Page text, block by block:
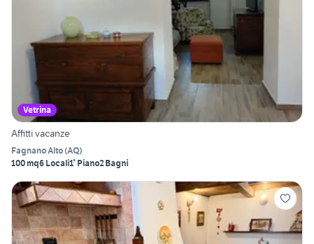
Vetrina
Affitti vacanze
Fagnano Alto(AQ)
100 mq6 Locali1° Piano2 Bagni